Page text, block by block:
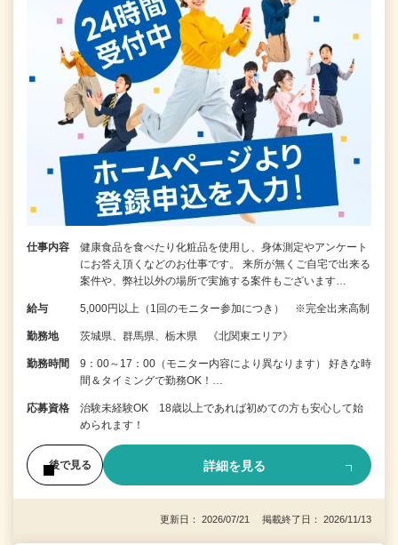
仕事内容
健康食品を食べたり化粧品を使用し、身体測定やアンケート
にお答え頂くなどのお仕事です。 来所が無くご自宅で出来る
案件や、弊社以外の場所で実施する案件もございます…
給与 5,000円以上（1回のモニター参加につき） ※完全出来高制
勤務地 茨城県、群馬県、栃木県 《北関東エリア》
勤務時間
9：00～17：00（モニター内容により異なります） 好きな時
間＆タイミングで勤務OK！…
応募資格
治験未経験OK 18歳以上であれば初めての方も安心して始
められます！
後で見る 詳細を見る
更新日： 2026/07/21 掲載終了日： 2026/11/13